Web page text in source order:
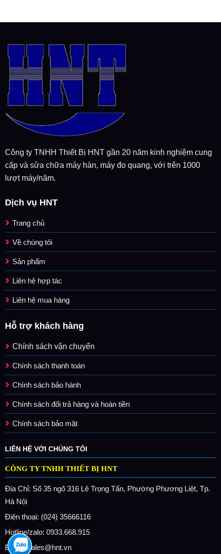
Công ty TNHH Thiết Bị HNT gần 20 năm kinh nghiệm cung
cấp và sửa chữa máy hàn, máy đo quang, với trên 1000
lượt máy/năm.
Dịch vụ HNT
Trang chủ
Về chúng tôi
Sản phẩm
Liên hệ hợp tác
Liên hệ mua hàng
Hỗ trợ khách hàng
Chính sách vận chuyển
Chính sách thanh toán
Chính sách bảo hành
Chính sách đổi trả hàng và hoàn tiền
Chính sách bảo mật
LIÊN HỆ VỚI CHÚNG TÔI
CÔNG TY TNHH THIẾT BỊ HNT
Địa Chỉ: Số 35 ngõ 316 Lê Trọng Tấn, Phường Phương Liệt, Tp.
Hà Nội
Điện thoại: (024) 35666116
Hotline/zalo: 0933.668.915
Email: sales@hnt.vn